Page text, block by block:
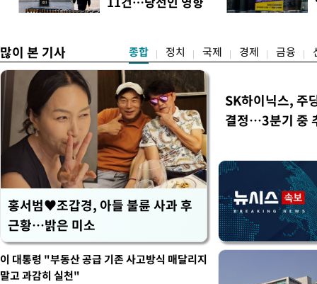
았다. 이 자리에서 이 대통
많이 본 기사 종합 정치 국제 경제 금융
홍서범♥조갑경, 아들 불륜 사과 후
근황…밝은 미소
SK하이닉스, 주
결정…3분기 중
이 대통령 "부동산 공급 기존 사고방식 매달리지
말고 과감히 실천"